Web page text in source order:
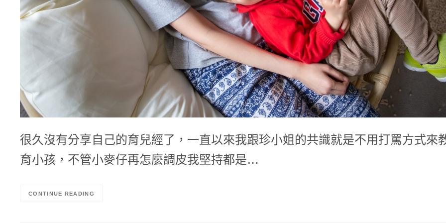
很久沒有分享自己的育兒經了，一直以來我跟珍小姐的共識就是不用打罵方式來
育小孩，不管小麥仔再怎麼調皮我堅持都是…
CONTINUE READING